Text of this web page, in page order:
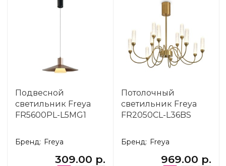
Подвесной
светильник Freya
FR5600PL-L5MG1
Бренд: Freya
309.00 р.
Потолочный
светильник Freya
FR2050CL-L36BS
Бренд: Freya
969.00 р.